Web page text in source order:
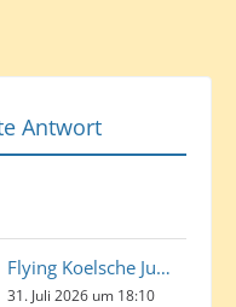
Antwort
Flying Koelsche Jung
31. Juli 2026 um 18:10